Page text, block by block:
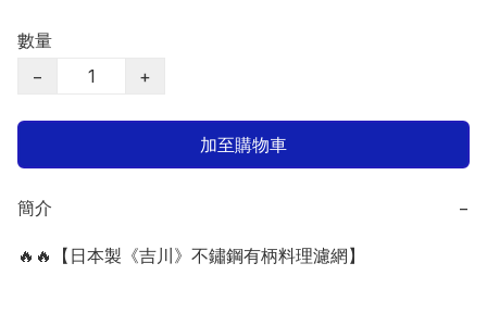
數量
−
+
加至購物車
簡介 −
🔥🔥【日本製《吉川》不鏽鋼有柄料理濾網】